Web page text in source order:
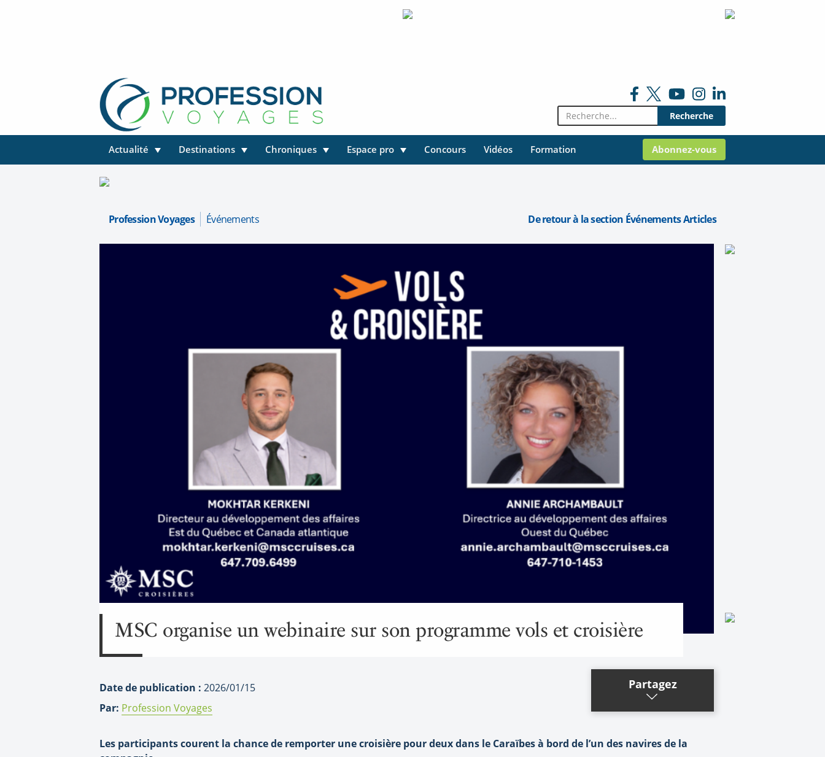
Rechercher:
Actualité Destinations Chroniques Espace pro Concours Vidéos Formation Abonnez-vous
Profession Voyages Événements De retour à la section Événements Articles
MSC organise un webinaire sur son programme vols et croisière
Date de publication : 2026/01/15
Par: Profession Voyages
Partagez
Les participants courent la chance de remporter une croisière pour deux dans le Caraïbes à bord de l’un des navires de la